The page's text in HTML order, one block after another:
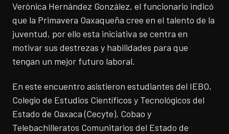
Verónica Hernández González, el funcionario indicó
que la Primavera Oaxaqueña cree en el talento de la
juventud, por ello esta iniciativa se centra en
motivar sus destrezas y habilidades para que
tengan un mejor futuro laboral.
En este encuentro asistieron estudiantes del IEBO,
Colegio de Estudios Científicos y Tecnológicos del
Estado de Oaxaca (Cecyte), Cobao y
Telebachilleratos Comunitarios del Estado de